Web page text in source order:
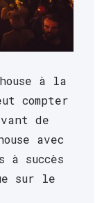
à la
compter
de
sur le